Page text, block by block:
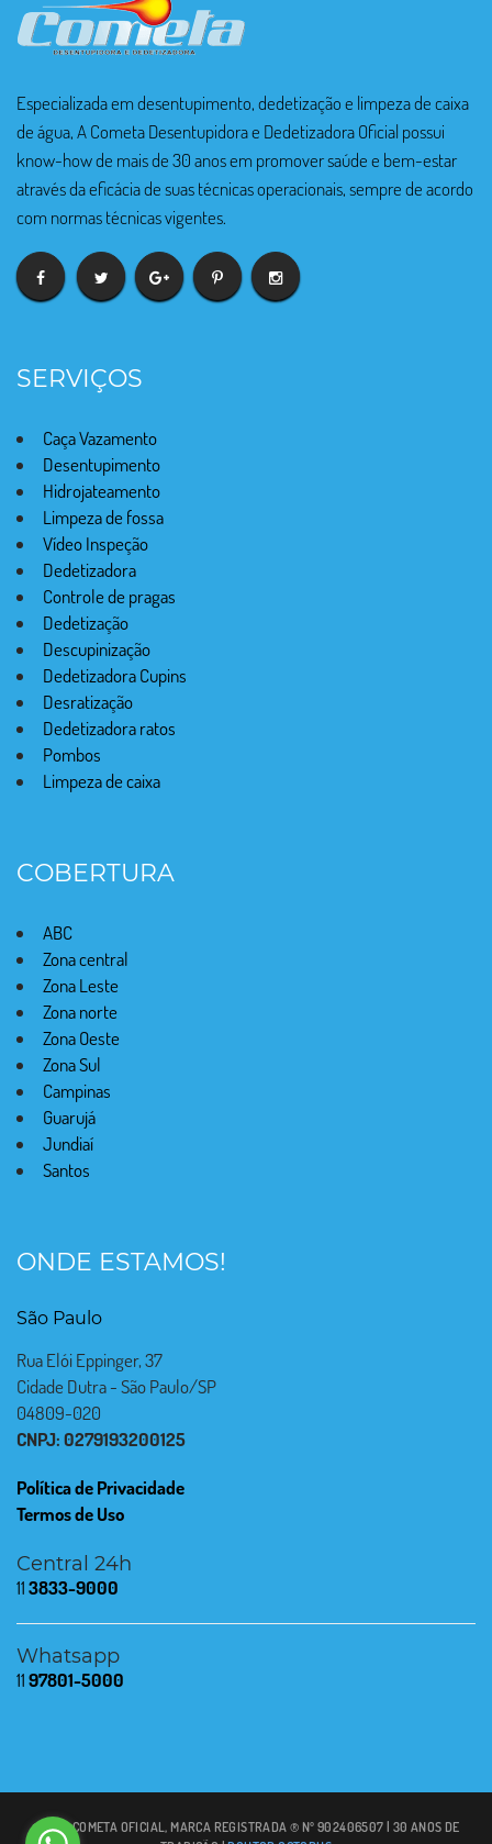
Especializada em desentupimento, dedetização e limpeza de caixa
de água, A Cometa Desentupidora e Dedetizadora Oficial possui
know-how de mais de 30 anos em promover saúde e bem-estar
através da eficácia de suas técnicas operacionais, sempre de acordo
com normas técnicas vigentes.
SERVIÇOS
Caça Vazamento
Desentupimento
Hidrojateamento
Limpeza de fossa
Vídeo Inspeção
Dedetizadora
Controle de pragas
Dedetização
Descupinização
Dedetizadora Cupins
Desratização
Dedetizadora ratos
Pombos
Limpeza de caixa
COBERTURA
ABC
Zona central
Zona Leste
Zona norte
Zona Oeste
Zona Sul
Campinas
Guarujá
Jundiaí
Santos
ONDE ESTAMOS!
São Paulo
Rua Elói Eppinger, 37
Cidade Dutra - São Paulo/SP
04809-020
CNPJ: 0279193200125
Política de Privacidade
Termos de Uso
Central 24h
113833-9000
Whatsapp
1197801-5000
© 2021 COMETA OFICIAL, MARCA REGISTRADA ® Nº 902406507 | 30 ANOS DE